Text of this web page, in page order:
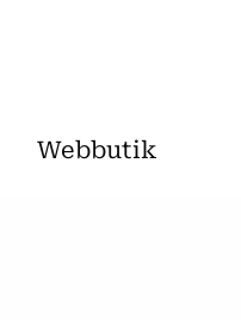
Webbutik